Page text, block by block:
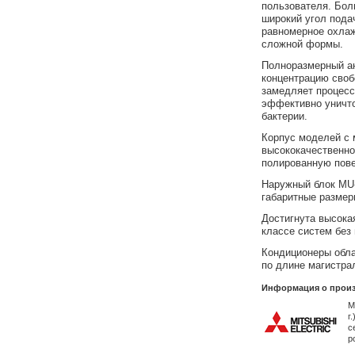
пользователя.
широкий угол
равномерное
сложной формы.
Полноразмерный
концентрацию
замедляет
эффективно
бактерии.
Корпус моделей с
полированную
Наружный блок
габаритные
Достигнута
классе систем без
Кондиционеры
по длине
Информация о